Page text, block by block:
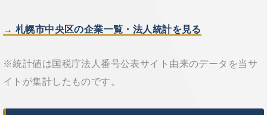
→ 札幌市中央区の企業一覧・法人統計を見る
※統計値は国税庁法人番号公表サイト由来のデータを当サ
イトが集計したものです。